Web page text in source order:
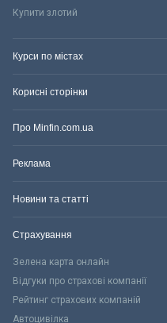
Купити злотий
Курси по містах
Корисні сторінки
Про Minfin.com.ua
Реклама
Новини та статті
Страхування
Зелена карта онлайн
Відгуки про страхові компанії
Рейтинг страхових компаній
Автоцивілка